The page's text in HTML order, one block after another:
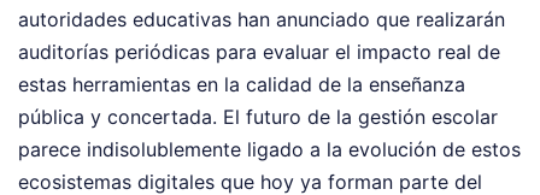
autoridades educativas han anunciado que realizarán
auditorías periódicas para evaluar el impacto real de
estas herramientas en la calidad de la enseñanza
pública y concertada. El futuro de la gestión escolar
parece indisolublemente ligado a la evolución de estos
ecosistemas digitales que hoy ya forman parte del